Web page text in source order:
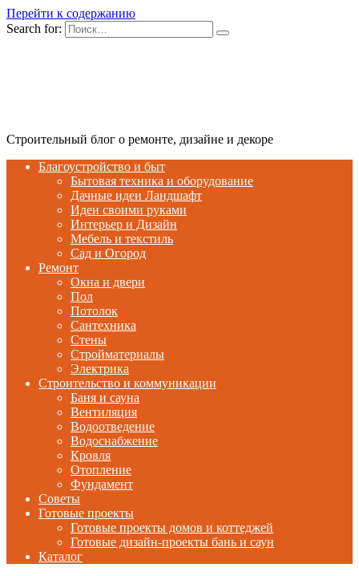
Перейти к содержанию
Search for:
Строительный блог о ремонте, дизайне и декоре
Благоустройство и быт
Бытовая техника и оборудование
Дачные идеи Ландшафт
Идеи своими руками
Интерьер и Дизайн
Мебель и текстиль
Сад и Огород
Ремонт
Окна и двери
Пол
Потолок
Сантехника
Стены
Стройматериалы
Электрика
Строительство и коммуникации
Баня и сауна
Вентиляция
Водоотведение
Водоснабжение
Кровля
Отопление
Фундамент
Советы
Готовые проекты
Готовые проекты домов и коттеджей
Готовые дизайн-проекты бань и саун
Каталог